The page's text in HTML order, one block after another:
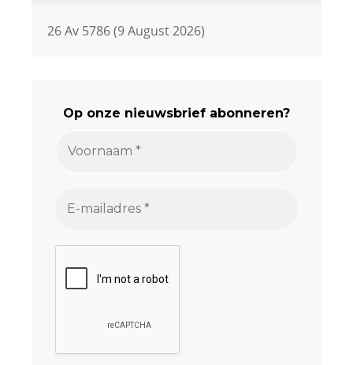
26 Av 5786 (9 August 2026)
Op onze nieuwsbrief abonneren?